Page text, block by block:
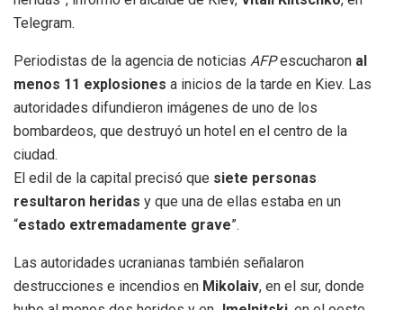
Telegram.
Periodistas de la agencia de noticias AFPescucharon al
menos 11 explosiones a inicios de la tarde en Kiev. Las
autoridades difundieron imágenes de uno de los
bombardeos, que destruyó un hotel en el centro de la
ciudad.
El edil de la capital precisó que siete personas
resultaron heridas y que una de ellas estaba en un
“estado extremadamente grave”.
Las autoridades ucranianas también señalaron
destrucciones e incendios en Mikolaiv, en el sur, donde